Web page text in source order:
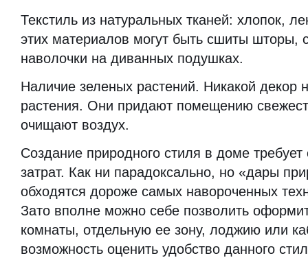
Текстиль из натуральных тканей: хлопок,
этих материалов могут быть сшиты шторы,
наволочки на диванных подушках.
Наличие зеленых растений. Никакой декор
растения. Они придают помещению
очищают воздух.
Создание природного стиля в доме
затрат. Как ни парадоксально, но «дары
обходятся дороже самых навороченных
Зато вполне можно себе позволить
комнаты, отдельную ее зону, лоджию или
возможность оценить удобство данного